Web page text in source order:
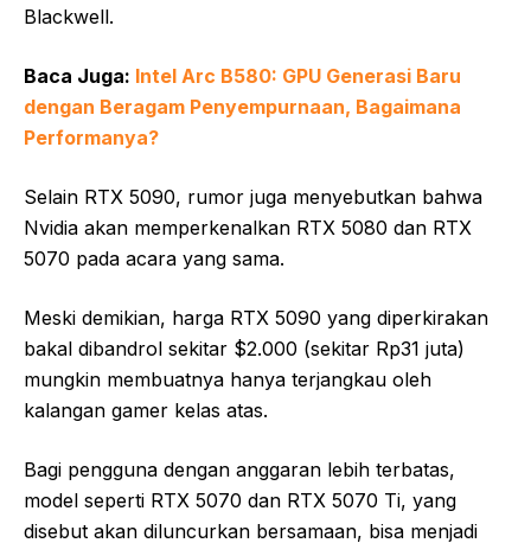
Blackwell.
Baca Juga: Intel Arc B580: GPU Generasi Baru
dengan Beragam Penyempurnaan, Bagaimana
Performanya?
Selain RTX 5090, rumor juga menyebutkan bahwa
Nvidia akan memperkenalkan RTX 5080 dan RTX
5070 pada acara yang sama.
Meski demikian, harga RTX 5090 yang diperkirakan
bakal dibandrol sekitar $2.000 (sekitar Rp31 juta)
mungkin membuatnya hanya terjangkau oleh
kalangan gamer kelas atas.
Bagi pengguna dengan anggaran lebih terbatas,
model seperti RTX 5070 dan RTX 5070 Ti, yang
disebut akan diluncurkan bersamaan, bisa menjadi